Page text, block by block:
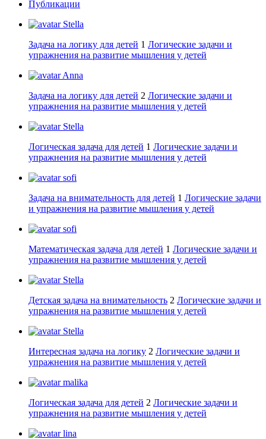
Публикации
Stella
Задача на логику для детей 1 Логические задачи и
упражнения на развитие мышления у детей
Anna
Задача на логику для детей 2 Логические задачи и
упражнения на развитие мышления у детей
Stella
Логическая задача для детей 1 Логические задачи и
упражнения на развитие мышления у детей
sofi
Задача на внимательность для детей 1 Логические задачи
и упражнения на развитие мышления у детей
sofi
Математическая задача для детей 1 Логические задачи и
упражнения на развитие мышления у детей
Stella
Детская задача на внимательность 2 Логические задачи и
упражнения на развитие мышления у детей
Stella
Интересная задача на логику 2 Логические задачи и
упражнения на развитие мышления у детей
malika
Логическая задача для детей 2 Логические задачи и
упражнения на развитие мышления у детей
lina